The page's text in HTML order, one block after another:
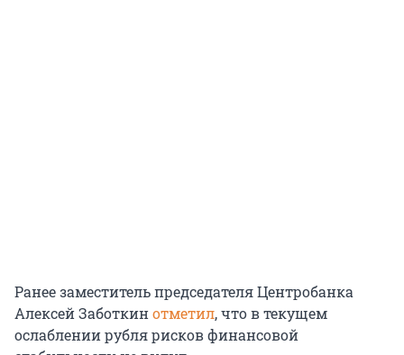
Ранее заместитель председателя Центробанка
Алексей Заботкинотметил, что в текущем
ослаблении рубля рисков финансовой